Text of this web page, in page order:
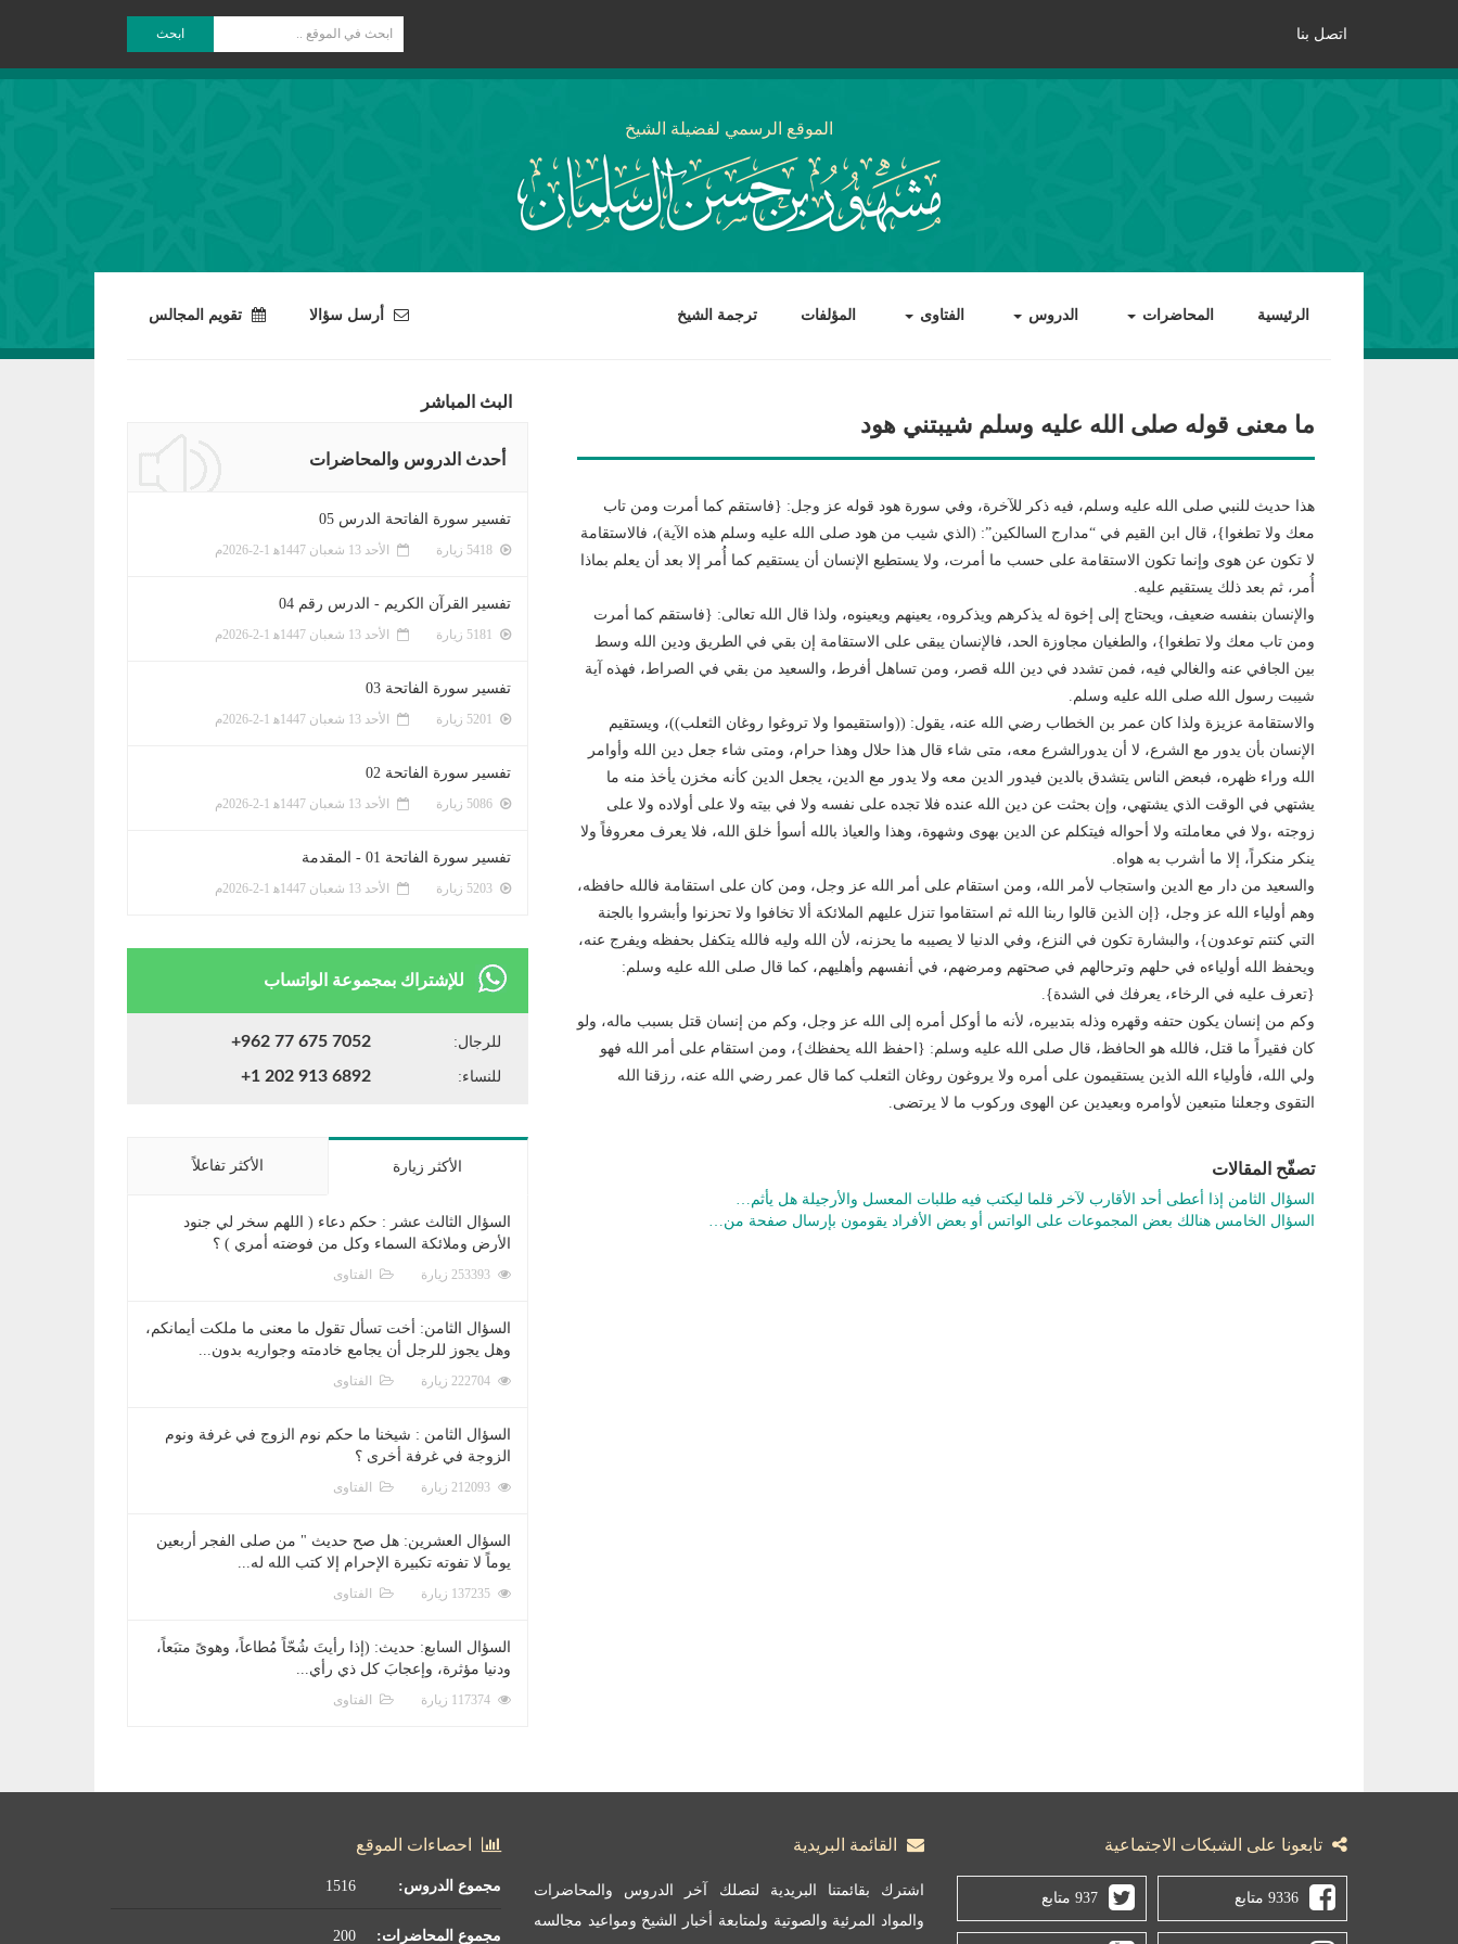
اتصل بنا ابحث
الموقع الرسمي لفضيلة الشيخ
الرئيسية المحاضرات الدروس الفتاوى المؤلفات ترجمة الشيخ أرسل سؤالا تقويم المجالس
ما معنى قوله صلى الله عليه وسلم شيبتني هود
هذا حديث للنبي صلى الله عليه وسلم، فيه ذكر للآخرة، وفي سورة هود قوله عز وجل: {فاستقم كما أمرت ومن تاب
معك ولا تطغوا}، قال ابن القيم في “مدارج السالكين”: (الذي شيب من هود صلى الله عليه وسلم هذه الآية)، فالاستقامة
لا تكون عن هوى وإنما تكون الاستقامة على حسب ما أمرت، ولا يستطيع الإنسان أن يستقيم كما أُمر إلا بعد أن يعلم بماذا
أُمر، ثم بعد ذلك يستقيم عليه.
والإنسان بنفسه ضعيف، ويحتاج إلى إخوة له يذكرهم ويذكروه، يعينهم ويعينوه، ولذا قال الله تعالى: {فاستقم كما أمرت
ومن تاب معك ولا تطغوا}، والطغيان مجاوزة الحد، فالإنسان يبقى على الاستقامة إن بقي في الطريق ودين الله وسط
بين الجافي عنه والغالي فيه، فمن تشدد في دين الله قصر، ومن تساهل أفرط، والسعيد من بقي في الصراط، فهذه آية
شيبت رسول الله صلى الله عليه وسلم.
والاستقامة عزيزة ولذا كان عمر بن الخطاب رضي الله عنه، يقول: ((واستقيموا ولا تروغوا روغان الثعلب))، ويستقيم
الإنسان بأن يدور مع الشرع، لا أن يدورالشرع معه، متى شاء قال هذا حلال وهذا حرام، ومتى شاء جعل دين الله وأوامر
الله وراء ظهره، فبعض الناس يتشدق بالدين فيدور الدين معه ولا يدور مع الدين، يجعل الدين كأنه مخزن يأخذ منه ما
يشتهي في الوقت الذي يشتهي، وإن بحثت عن دين الله عنده فلا تجده على نفسه ولا في بيته ولا على أولاده ولا على
زوجته ،ولا في معاملته ولا أحواله فيتكلم عن الدين بهوى وشهوة، وهذا والعياذ بالله أسوأ خلق الله، فلا يعرف معروفاً ولا
ينكر منكراً، إلا ما أشرب به هواه.
والسعيد من دار مع الدين واستجاب لأمر الله، ومن استقام على أمر الله عز وجل، ومن كان على استقامة فالله حافظه،
وهم أولياء الله عز وجل، {إن الذين قالوا ربنا الله ثم استقاموا تنزل عليهم الملائكة ألا تخافوا ولا تحزنوا وأبشروا بالجنة
التي كنتم توعدون}، والبشارة تكون في النزع، وفي الدنيا لا يصيبه ما يحزنه، لأن الله وليه فالله يتكفل بحفظه ويفرج عنه،
ويحفظ الله أولياءه في حلهم وترحالهم في صحتهم ومرضهم، في أنفسهم وأهليهم، كما قال صلى الله عليه وسلم:
{تعرف عليه في الرخاء، يعرفك في الشدة}.
وكم من إنسان يكون حتفه وقهره وذله بتدبيره، لأنه ما أوكل أمره إلى الله عز وجل، وكم من إنسان قتل بسبب ماله، ولو
كان فقيراً ما قتل، فالله هو الحافظ، قال صلى الله عليه وسلم: {احفظ الله يحفظك}، ومن استقام على أمر الله فهو
ولي الله، فأولياء الله الذين يستقيمون على أمره ولا يروغون روغان الثعلب كما قال عمر رضي الله عنه، رزقنا الله
التقوى وجعلنا متبعين لأوامره وبعيدين عن الهوى وركوب ما لا يرتضى.
تصفّح المقالات
السؤال الثامن إذا أعطى أحد الأقارب لآخر قلما ليكتب فيه طلبات المعسل والأرجيلة هل يأثم…
السؤال الخامس هنالك بعض المجموعات على الواتس أو بعض الأفراد يقومون بإرسال صفحة من…
البث المباشر
أحدث الدروس والمحاضرات
تفسير سورة الفاتحة الدرس 05
الأحد 13 شعبان 1447ﻫ 1-2-2026م
تفسير القرآن الكريم - الدرس رقم 04
الأحد 13 شعبان 1447ﻫ 1-2-2026م
تفسير سورة الفاتحة 03
الأحد 13 شعبان 1447ﻫ 1-2-2026م
تفسير سورة الفاتحة 02
الأحد 13 شعبان 1447ﻫ 1-2-2026م
تفسير سورة الفاتحة 01 - المقدمة
الأحد 13 شعبان 1447ﻫ 1-2-2026م
للإشتراك بمجموعة الواتساب
للرجال: +962 77 675 7052
للنساء: +1 202 913 6892
الأكثر زيارة الأكثر تفاعلاً
السؤال الثالث عشر : حكم دعاء ( اللهم سخر لي جنود
الأرض وملائكة السماء وكل من فوضته أمري ) ؟
الفتاوى
السؤال الثامن: أخت تسأل تقول ما معنى ما ملكت أيمانكم،
وهل يجوز للرجل أن يجامع خادمته وجواريه بدون...
الفتاوى
السؤال الثامن : شيخنا ما حكم نوم الزوج في غرفة ونوم
الزوجة في غرفة أخرى ؟
الفتاوى
السؤال العشرين: هل صح حديث " من صلى الفجر أربعين
يوماً لا تفوته تكبيرة الإحرام إلا كتب الله له...
الفتاوى
السؤال السابع: حديث: (إذا رأيتَ شُحّاً مُطاعاً، وهوىً متبَعاً،
ودنيا مؤثرة، وإعجابَ كل ذي رأي...
الفتاوى
تابعونا على الشبكات الاجتماعية
9336 متابع 937 متابع
القائمة البريدية
اشترك بقائمتنا البريدية لتصلك آخر الدروس والمحاضرات
والمواد المرئية والصوتية ولمتابعة أخبار الشيخ ومواعيد مجالسه
احصاءات الموقع
مجموع الدروس:
مجموع المحاضرات: